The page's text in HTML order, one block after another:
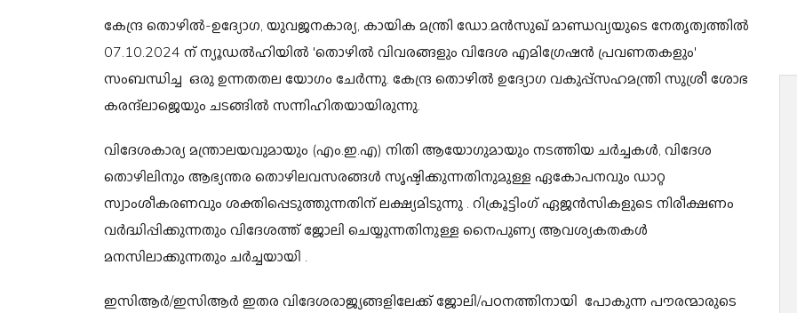
കേന്ദ്ര തൊഴിൽ-ഉദ്യോഗ, യുവജനകാര്യ, കായിക മന്ത്രി ഡോ.മൻസുഖ് മാണ്ഡവ്യയുടെ നേതൃത്വത്തിൽ
07.10.2024 ന് ന്യൂഡൽഹിയിൽ 'തൊഴിൽ വിവരങ്ങളും വിദേശ എമിഗ്രേഷൻ പ്രവണതകളും'
സംബന്ധിച്ച ഒരു ഉന്നതതല യോഗം ചേർന്നു. കേന്ദ്ര തൊഴിൽ ഉദ്യോഗ വകുപ്പ്സഹമന്ത്രി സുശ്രീ ശോഭ
കരന്ദ്‌ലാജെയും ചടങ്ങിൽ സന്നിഹിതയായിരുന്നു.
വിദേശകാര്യ മന്ത്രാലയവുമായും (എം.ഇ.എ) നിതി ആയോഗുമായും നടത്തിയ ചർച്ചകൾ, വിദേശ
തൊഴിലിനും ആഭ്യന്തര തൊഴിലവസരങ്ങൾ സൃഷ്ടിക്കുന്നതിനുമുള്ള ഏകോപനവും ഡാറ്റ
സ്വാംശീകരണവും ശക്തിപ്പെടുത്തുന്നതിന് ലക്ഷ്യമിടുന്നു . റിക്രൂട്ടിംഗ് ഏജൻസികളുടെ നിരീക്ഷണം
വർദ്ധിപ്പിക്കുന്നതും വിദേശത്ത് ജോലി ചെയ്യുന്നതിനുള്ള നൈപുണ്യ ആവശ്യകതകൾ
മനസിലാക്കുന്നതും ചർച്ചയായി .
ഇസിആർ/ഇസിആർ ഇതര വിദേശരാജ്യങ്ങളിലേക്ക് ജോലി/പഠനത്തിനായി പോകുന്ന പൗരന്മാരുടെ